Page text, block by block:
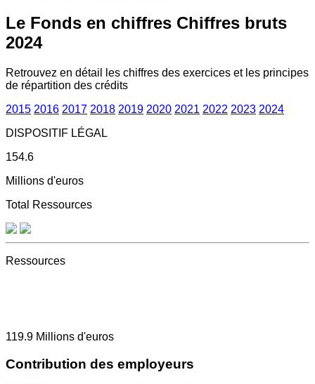
Le Fonds en chiffres Chiffres bruts
2024
Retrouvez en détail les chiffres des exercices et les principes
de répartition des crédits
2015 2016 2017 2018 2019 2020 2021 2022 2023 2024
DISPOSITIF LÉGAL
154.6
Millions d'euros
Total Ressources
Ressources
119.9 Millions d'euros
Contribution des employeurs